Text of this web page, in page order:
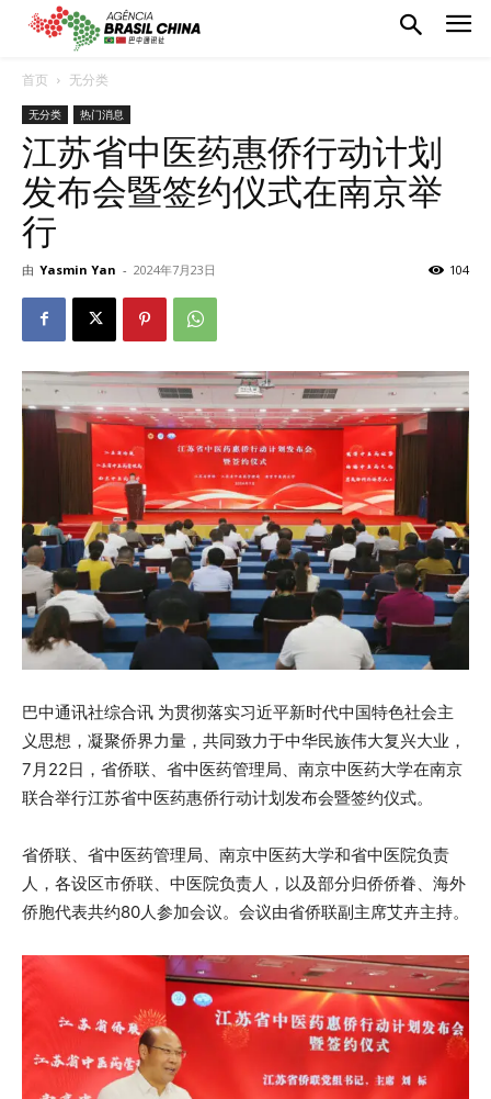
首页 无分类
无分类 热门消息
江苏省中医药惠侨行动计划
发布会暨签约仪式在南京举
行
由 Yasmin Yan - 2024年7月23日 104
巴中通讯社综合讯 为贯彻落实习近平新时代中国特色社会主
义思想，凝聚侨界力量，共同致力于中华民族伟大复兴大业，
7月22日，省侨联、省中医药管理局、南京中医药大学在南京
联合举行江苏省中医药惠侨行动计划发布会暨签约仪式。
省侨联、省中医药管理局、南京中医药大学和省中医院负责
人，各设区市侨联、中医院负责人，以及部分归侨侨眷、海外
侨胞代表共约80人参加会议。会议由省侨联副主席艾卉主持。